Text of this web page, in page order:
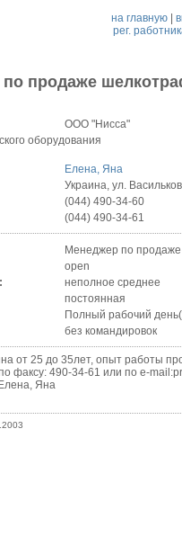
на главную|
рег.
продаже
ООО "Нисса"
оборудования
Елена, Яна
Украина, ул.
(044) 490-34-60
(044) 490-34-61
Менеджер по
open
неполное среднее
постоянная
Полный рабочий
без командировок
25 до 35лет, опыт работы
490-34-61 или по e-
Яна